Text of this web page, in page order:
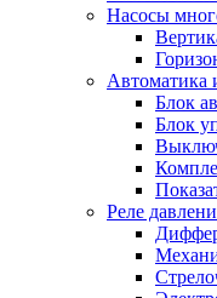
Насосы
Автоматика
Блок
Блок
Реле